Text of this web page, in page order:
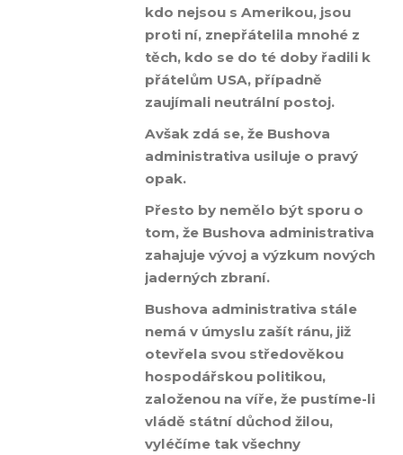
kdo nejsou s Amerikou, jsou
proti ní, znepřátelila mnohé z
těch, kdo se do té doby řadili k
přátelům USA, případně
zaujímali neutrální postoj.
Avšak zdá se, že Bushova
administrativa usiluje o pravý
opak.
Přesto by nemělo být sporu o
tom, že Bushova administrativa
zahajuje vývoj a výzkum nových
jaderných zbraní.
Bushova administrativa stále
nemá v úmyslu zašít ránu, již
otevřela svou středověkou
hospodářskou politikou,
založenou na víře, že pustíme-li
vládě státní důchod žilou,
vyléčíme tak všechny